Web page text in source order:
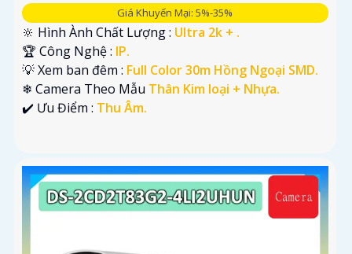
Giá Khuyến Mại: 5%-35%
🔆 Hình Ành Chất Lượng : Ultra 2k + .
🏆 Công Nghệ : IP.
💡 Xem ban đêm : Full Color 30m Hồng Ngoại SMD.
❄ Camera Theo Mẫu Thân Kim loại + Nhựa.
️✔️ Ưu Điểm : Thu Âm.